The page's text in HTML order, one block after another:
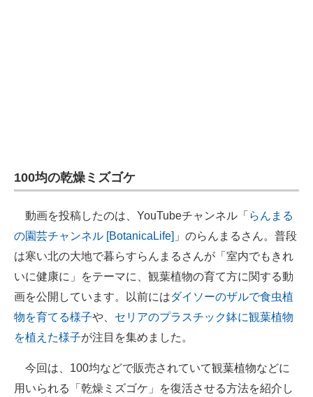
100均の乾燥ミズゴケ
動画を投稿したのは、YouTubeチャンネル「 らんまる
の園芸チャンネル [BotanicaLife] 」のらんまるさん。普段
は寒い北の大地で暮らすらんまるさんが「室内でもきれ
いに健康に」をテーマに、観葉植物の育て方に関する動
画を公開しています。以前にはダイソーのザルで食虫植
物を育てる様子や、 セリアのプラスチック鉢に観葉植物
を植えた様子が注目を集めました。
今回は、100均などで販売されていて観葉植物などに
用いられる「乾燥ミズゴケ」を復活させる方法を紹介し